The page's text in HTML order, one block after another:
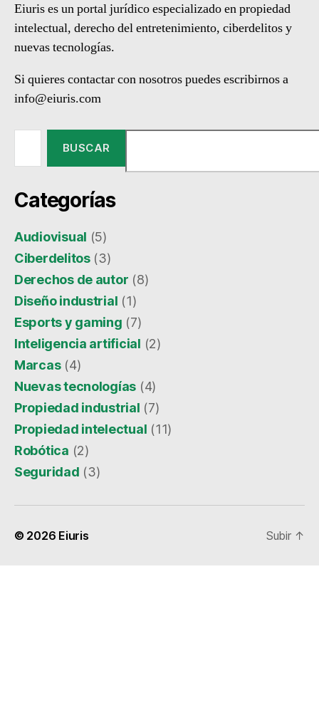
Eiuris es un portal jurídico especializado en propiedad
intelectual, derecho del entretenimiento, ciberdelitos y
nuevas tecnologías.
Si quieres contactar con nosotros puedes escribirnos a
info@eiuris.com
Categorías
Audiovisual (5)
Ciberdelitos(3)
Derechos de autor (8)
Diseño industrial (1)
Esports y gaming (7)
Inteligencia artificial (2)
Marcas(4)
Nuevas tecnologías (4)
Propiedad industrial (7)
Propiedad intelectual (11)
Robótica (2)
Seguridad (3)
© 2026 Eiuris Subir ↑